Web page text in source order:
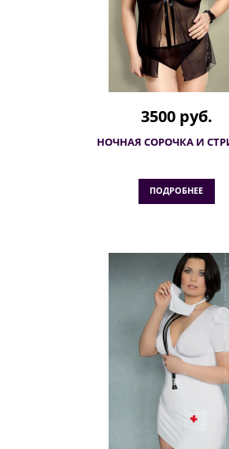
3500 руб.
НОЧНАЯ СОРОЧКА И
ПОДРОБНЕЕ